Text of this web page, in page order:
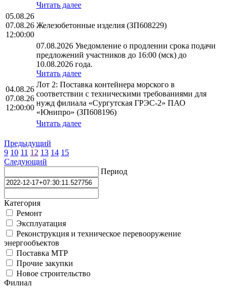
Читать далее
05.08.26
07.08.26
12:00:00
Железобетонные изделия (ЗП608229)
07.08.2026 Уведомление о продлении срока подачи
предложений участников до 16:00 (мск) до
10.08.2026 года.
Читать далее
04.08.26
07.08.26
12:00:00
Лот 2: Поставка контейнера морского в
соответствии с техническими требованиями для
нужд филиала «Сургутская ГРЭС-2» ПАО
«Юнипро» (ЗП608196)
Читать далее
Предыдущий
9 10 11 12 13 14 15
Следующий
Период
Категория
Ремонт
Эксплуатация
Реконструкция и техническое перевооружение
энергообъектов
Поставка МТР
Прочие закупки
Новое строительство
Филиал